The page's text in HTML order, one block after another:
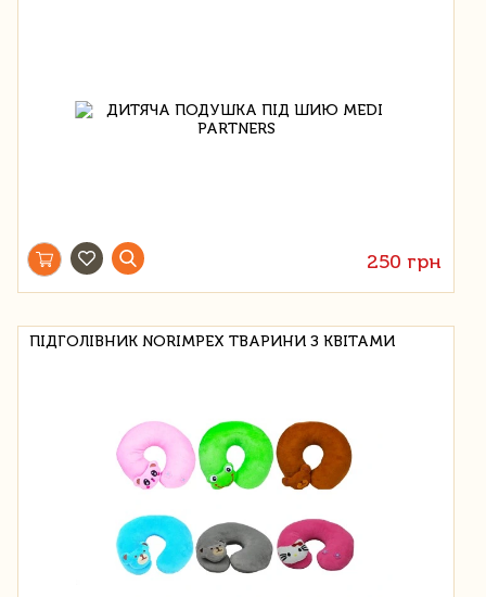
250 грн
ПІДГОЛІВНИК NORIMPEX ТВАРИНИ З КВІТАМИ